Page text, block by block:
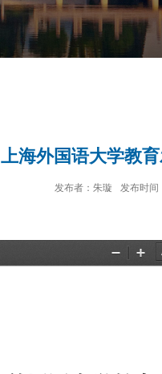
上海外国语大学教
发布者：朱璇 发布时间